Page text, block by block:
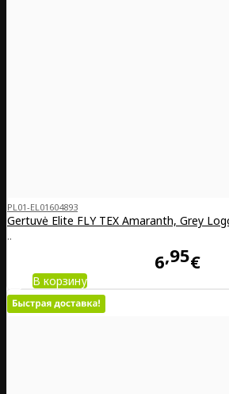
PL01-EL01604893
Gertuvė Elite FLY TEX Amaranth, Grey
..
6 95€
В корзину